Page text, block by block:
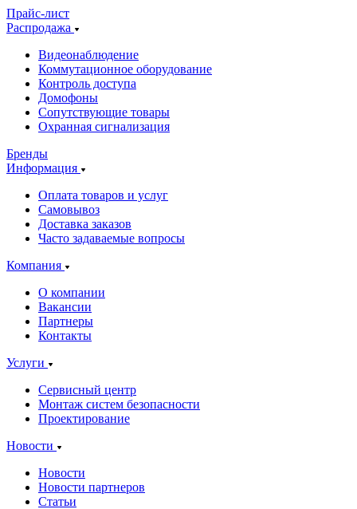
Прайс-лист
Распродажа
Видеонаблюдение
Коммутационное оборудование
Контроль доступа
Домофоны
Сопутствующие товары
Охранная сигнализация
Бренды
Информация
Оплата товаров и услуг
Самовывоз
Доставка заказов
Часто задаваемые вопросы
Компания
О компании
Вакансии
Партнеры
Контакты
Услуги
Сервисный центр
Монтаж систем безопасности
Проектирование
Новости
Новости
Новости партнеров
Статьи